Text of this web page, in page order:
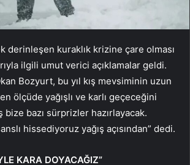
derinleşen kuraklık krizine çare olması
ilgili umut verici açıklamalar geldi.
Bozyurt, bu yıl kış mevsiminin uzun
ölçüde yağışlı ve karlı geçeceğini
bize bazı sürprizler hazırlayacak.
hissediyoruz yağış açısından” dedi.
KARA DOYACAĞIZ”